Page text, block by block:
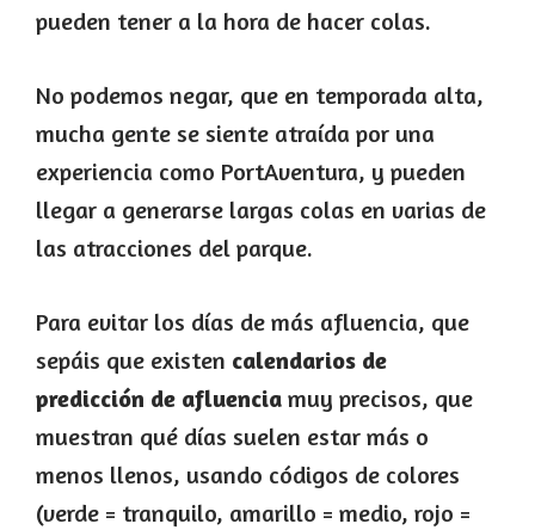
pueden tener a la hora de hacer colas.
No podemos negar, que en temporada alta,
mucha gente se siente atraída por una
experiencia como PortAventura, y pueden
llegar a generarse largas colas en varias de
las atracciones del parque.
Para evitar los días de más afluencia, que
sepáis que existen calendarios de
predicción de afluencia muy precisos, que
muestran qué días suelen estar más o
menos llenos, usando códigos de colores
(verde = tranquilo, amarillo = medio, rojo =